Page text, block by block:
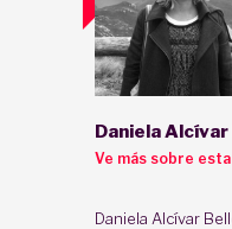
Daniela
Ve más sobre
Daniela Alcívar